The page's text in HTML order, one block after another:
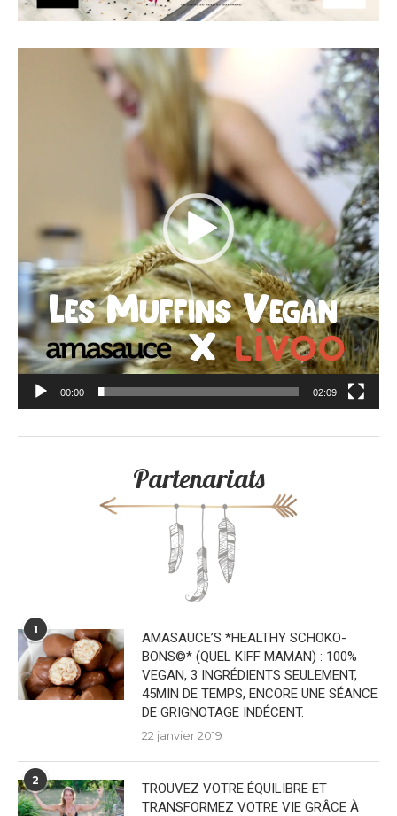
00:00 02:09
Partenariats
1
AMASAUCE’S *HEALTHY SCHOKO-
BONS©* (QUEL KIFF MAMAN) : 100%
VEGAN, 3 INGRÉDIENTS SEULEMENT,
45MIN DE TEMPS, ENCORE UNE SÉANCE
DE GRIGNOTAGE INDÉCENT.
22 janvier 2019
2
TROUVEZ VOTRE ÉQUILIBRE ET
TRANSFORMEZ VOTRE VIE GRÂCE À